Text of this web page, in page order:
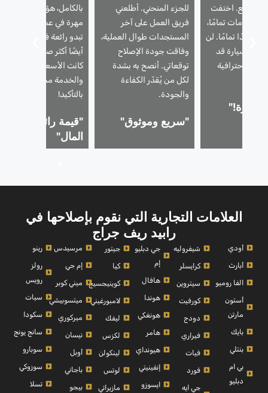
رائع. اختفت
تمامًا،
جديدًا تمامًا. لن
أن السيارة قد
احترافية
للجزء المنحني. أطلعني
فريق العمل على آخر
المستجدات طوال العملية،
وفاقت جودة الإصلاح
توقعاتي. أنصح به بشدة
لكل من يُقدّر الكفاءة
والجودة.
"سريع وموثوق"
بالكامل، هؤلاء الرجال
مهرة في عملهم. سيارتي
تبدو رائعة فحسب، بل
أيضًا أكثر صلابةً وصيانةً.
كانت الأسعار مناسبة،
والخدمة ممتازة. سأعود
بالتأكيد!
"قيمة رائعة مقابل
المال"
العلامات التجارية التي نقوم بإصلاحها في
رابيد ريف جراج
أودي
أبارث
الفا روميو
أستون
مارتن
بايك
بنتلي
بي ام
دبليو
شيفروليه
كرايسلر
سيتروين
كورفيت
دودج
فيراري
فيات
فورد
جي ايه
جي دبليو
إم
هافال
هوندا
هونغكي
هامر
هيونداي
إنفينيتي
ايسوزو
جيتور
كيا
كوينيجسيج
لامبورغيني
ليفك
لكزس
لينكولن
لوتس
مازيراتي
مرسيدس
إم جي
ميني كوبر
ميتسوبيشي
ميركوري
نيسان
أوبل
باجاني
بيجو
رينو
رولز
رويس
سيات
سكودا
سانج يونج
سوبارو
سوزوكي
تسلا